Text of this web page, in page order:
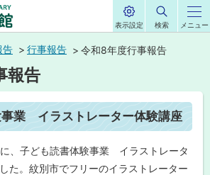
メニュー
表示設定
内
検索
告 行事報告 令和8年度行事報告
報告
業 イラストレーター体験講座
、子ども読書体験事業 イラストレータ
た。紋別市でフリーのイラストレーター